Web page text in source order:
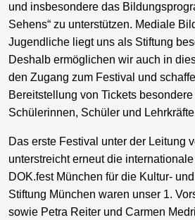
und insbesondere das
Sehens“ zu unterstützen. Mediale
Jugendliche liegt uns als Stiftung
Deshalb ermöglichen wir auch in
den Zugang zum Festival und
Bereitstellung von Tickets
Schülerinnen, Schüler und
Das erste Festival unter der Leitung
unterstreicht erneut die
DOK.fest München für die Kultur-
Stiftung München waren unser 1.
sowie Petra Reiter und Carmen